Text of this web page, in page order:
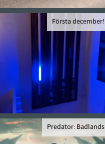
Första december!
Predator: Badlands